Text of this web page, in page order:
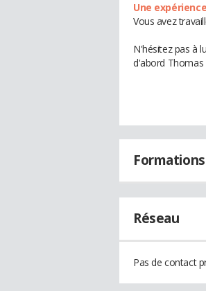
Une
Vous avez
N'hésitez pas à
d'abord Thomas
Formations
Réseau
Pas de contact